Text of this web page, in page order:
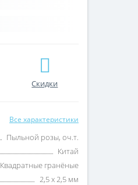
Скидки
Все характеристики
Пыльной розы, оч.т.
Китай
Квадратные гранёные
2,5 х 2,5 мм